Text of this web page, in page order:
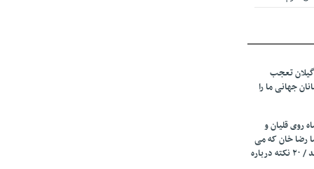
حمایتی
مشخص شد
از مراجع رسمی
تعجب
جهانی ما را
روی قلیان و
رضا خان که می
رفت همه شاد بودند / ۲۰ نکته درباره